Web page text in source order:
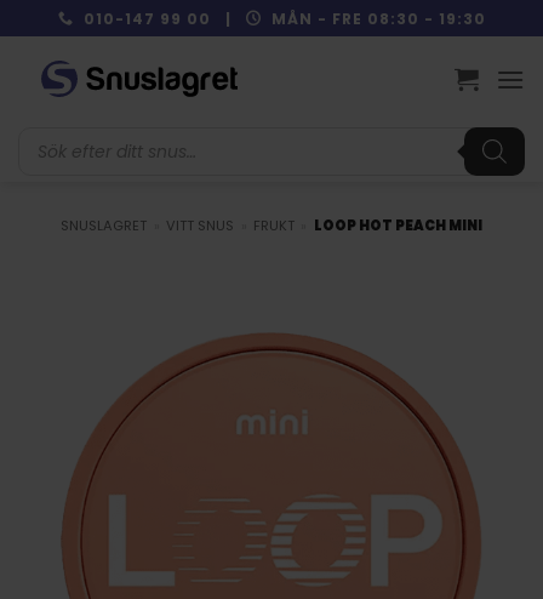
to
content
010-147 99 00 | MÅN - FRE 08:30 - 19:30
SNUSLAGRET VITT SNUS FRUKT LOOP HOT PEACH MINI